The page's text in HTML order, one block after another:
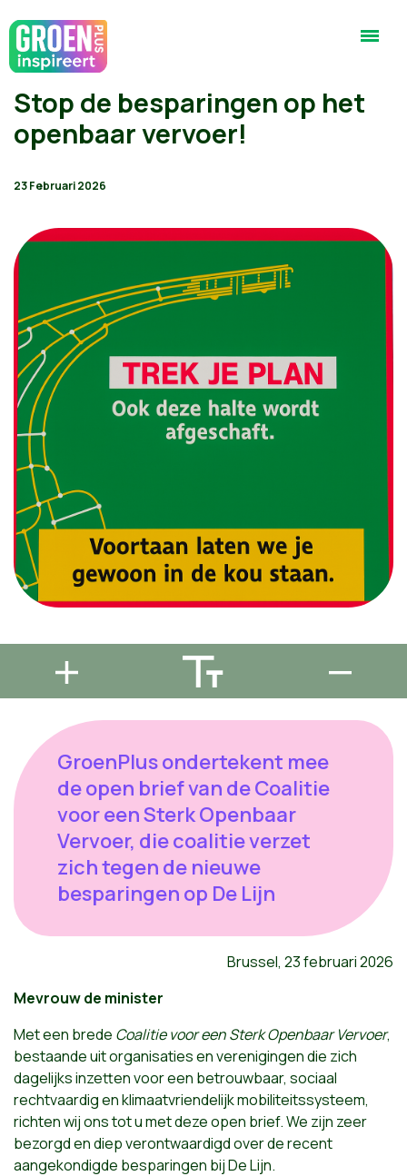
Stop de besparingen op het
openbaar vervoer!
23 Februari 2026
GroenPlus ondertekent mee
de open brief van de Coalitie
voor een Sterk Openbaar
Vervoer, die coalitie verzet
zich tegen de nieuwe
besparingen op De Lijn
Brussel, 23 februari 2026
Mevrouw de minister
Met een brede Coalitie voor een Sterk Openbaar Vervoer,
bestaande uit organisaties en verenigingen die zich
dagelijks inzetten voor een betrouwbaar, sociaal
rechtvaardig en klimaatvriendelijk mobiliteitssysteem,
richten wij ons tot u met deze open brief. We zijn zeer
bezorgd en diep verontwaardigd over de recent
aangekondigde besparingen bij De Lijn.